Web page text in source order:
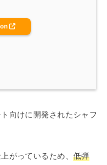
向けに開発されたシャフ
がっているため、 低弾